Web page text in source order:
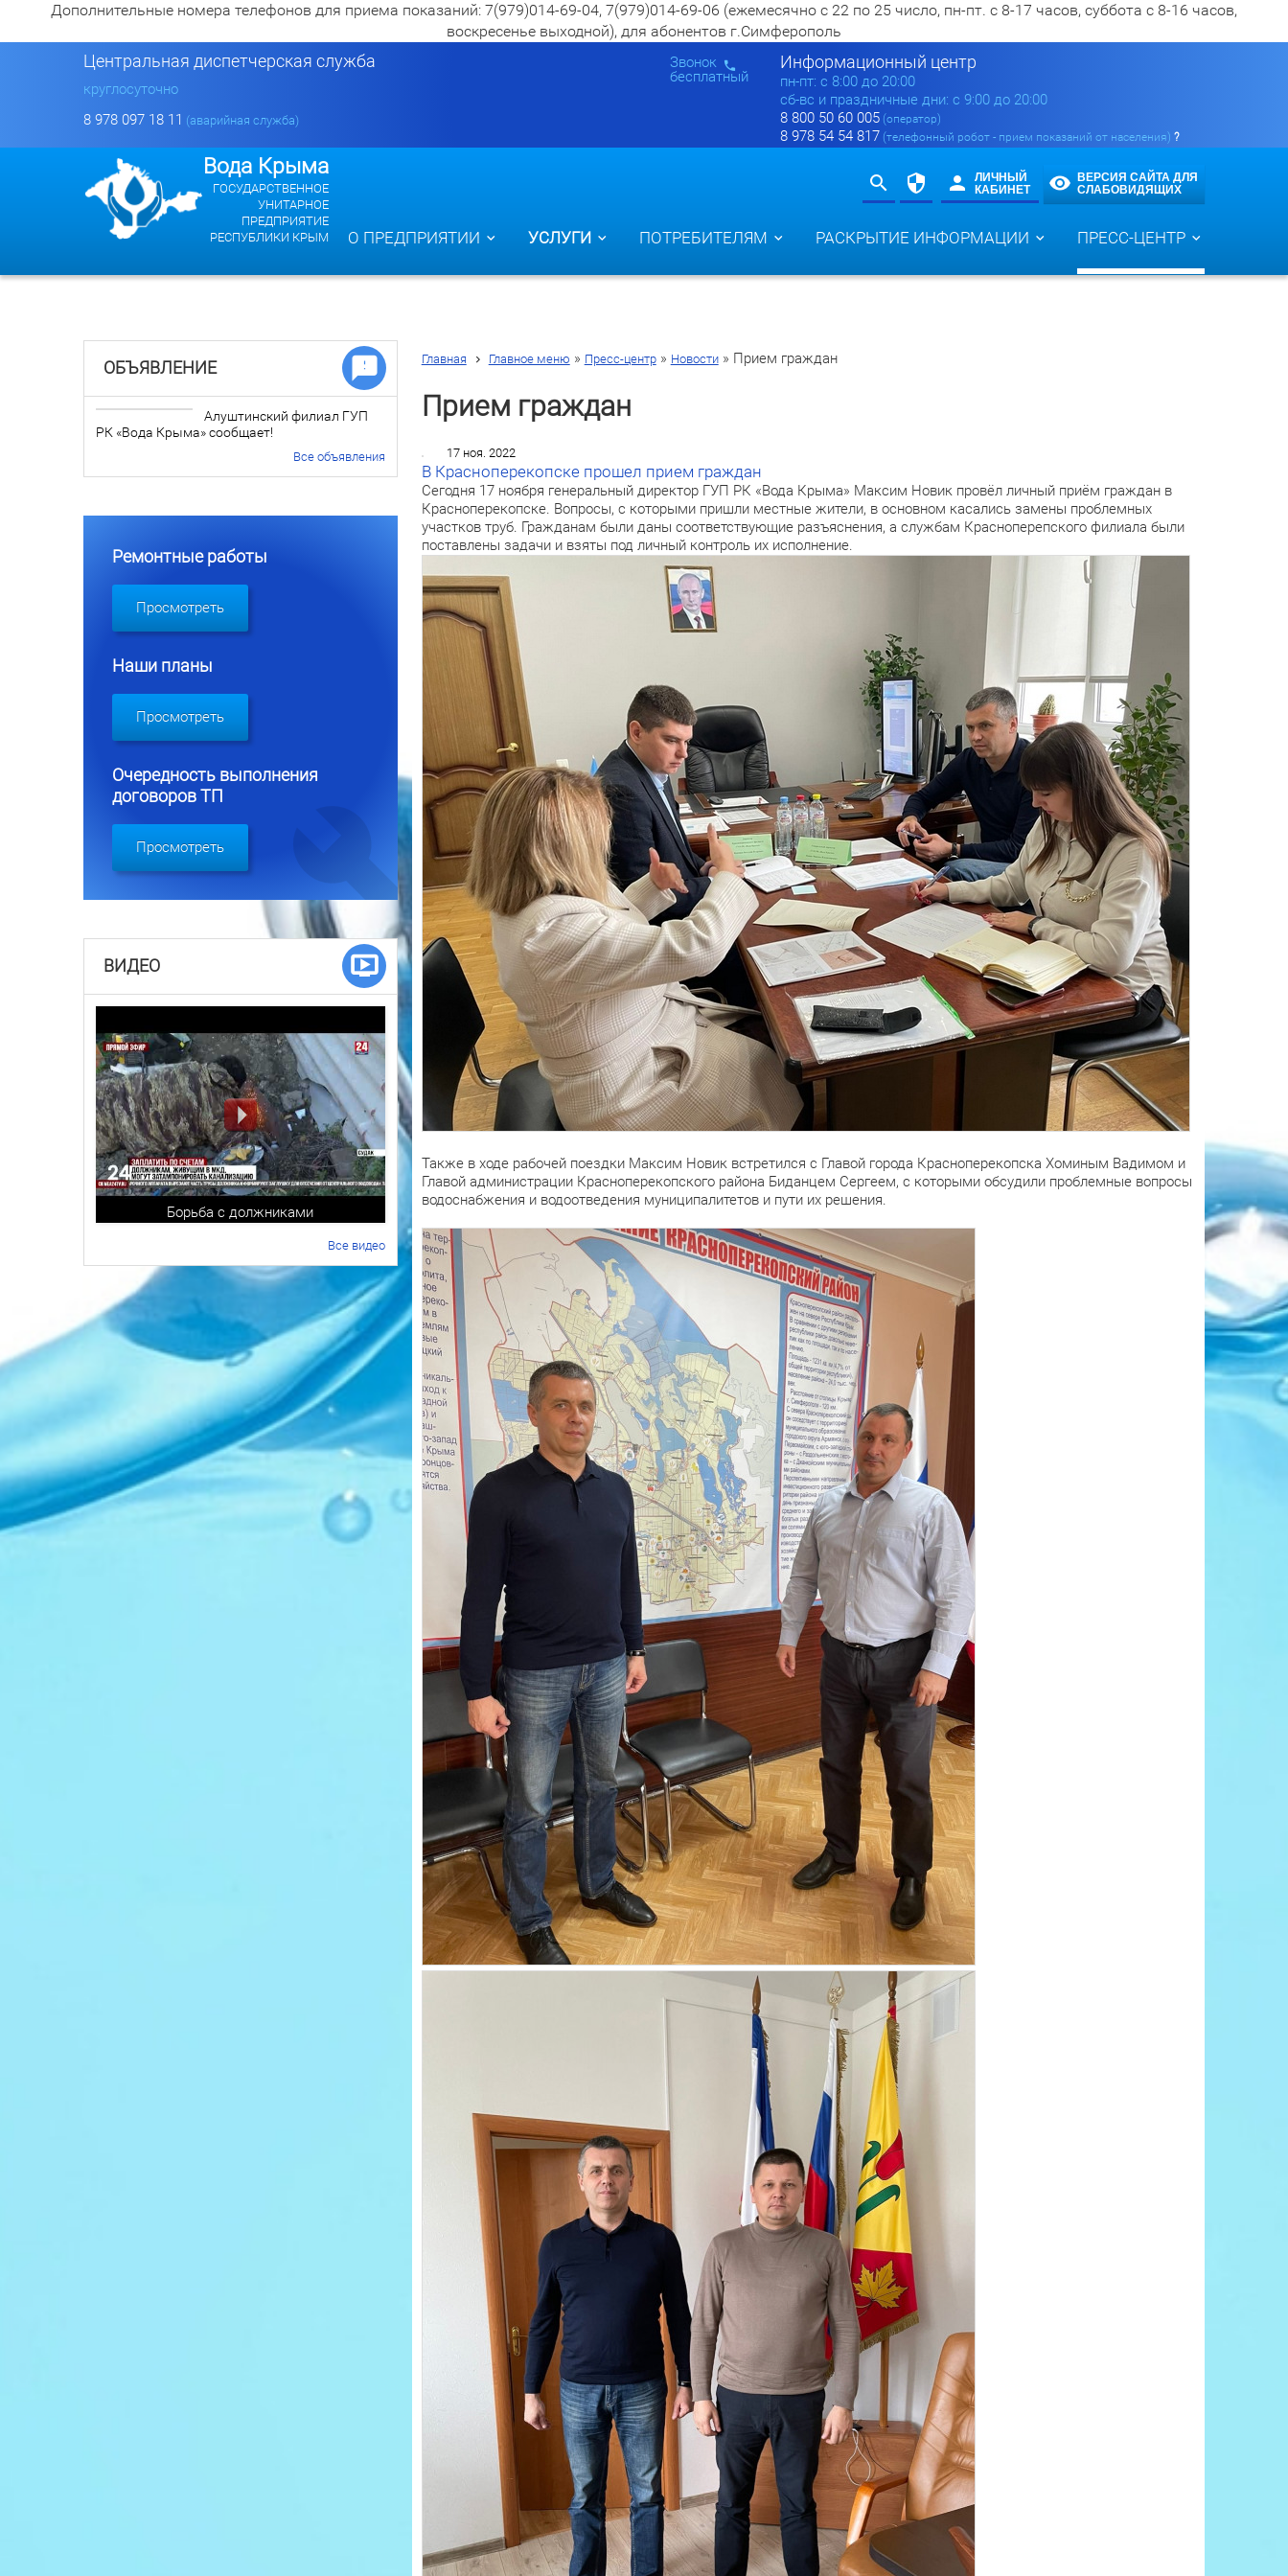
Дополнительные номера телефонов для приема показаний: 7(979)014-69-04, 7(979)014-69-06 (ежемесячно с 22 по 25 число, пн-пт. с 8-17 часов, суббота с 8-16 часов,
воскресенье выходной), для абонентов г.Симферополь
Информационный центр
пн-пт: c 8:00 до 20:00
сб-вс и праздничные дни: с 9:00 до 20:00
8 800 50 60 005 (оператор)
8 978 54 54 817 (телефонный робот - прием показаний от населения) ?
Звонок
бесплатный
Центральная диспетчерская служба
круглосуточно
8 978 097 18 11 (аварийная служба)
Вода Крыма
ГОСУДАРСТВЕННОЕ
УНИТАРНОЕ
ПРЕДПРИЯТИЕ
РЕСПУБЛИКИ КРЫМ
ЛИЧНЫЙ
КАБИНЕТ
ВЕРСИЯ САЙТА ДЛЯ
СЛАБОВИДЯЩИХ
О ПРЕДПРИЯТИИ УСЛУГИ ПОТРЕБИТЕЛЯМ РАСКРЫТИЕ ИНФОРМАЦИИ ПРЕСС-ЦЕНТР
Главная Главное меню » Пресс-центр» Новости» Прием граждан
Прием граждан
17 ноя. 2022
В Красноперекопске прошел прием граждан
Сегодня 17 ноября генеральный директор ГУП РК «Вода Крыма» Максим Новик провёл личный приём граждан в
Красноперекопске. Вопросы, с которыми пришли местные жители, в основном касались замены проблемных
участков труб. Гражданам были даны соответствующие разъяснения, а службам Красноперепского филиала были
поставлены задачи и взяты под личный контроль их исполнение.
Также в ходе рабочей поездки Максим Новик встретился с Главой города Красноперекопска Хоминым Вадимом и
Главой администрации Красноперекопского района Биданцем Сергеем, с которыми обсудили проблемные вопросы
водоснабжения и водоотведения муниципалитетов и пути их решения.
ОБЪЯВЛЕНИЕ
Алуштинский филиал ГУП
РК «Вода Крыма» сообщает!
Все объявления
Ремонтные работы
Просмотреть
Наши планы
Просмотреть
Очередность выполнения
договоров ТП
Просмотреть
ВИДЕО
Борьба с должниками
Все видео